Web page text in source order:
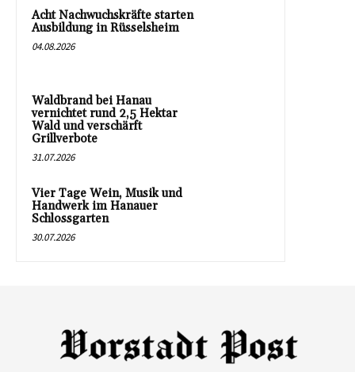
Acht Nachwuchskräfte starten
Ausbildung in Rüsselsheim
04.08.2026
Waldbrand bei Hanau
vernichtet rund 2,5 Hektar
Wald und verschärft
Grillverbote
31.07.2026
Vier Tage Wein, Musik und
Handwerk im Hanauer
Schlossgarten
30.07.2026